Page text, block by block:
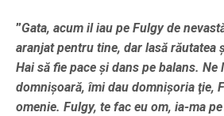
”Gata, acum il iau pe Fulgy de
aranjat pentru tine, dar lasă răutatea
Hai să fie pace şi dans pe balans. Ne
domnişoară, îmi dau domnişoria ţie,
omenie. Fulgy, te fac eu om, ia-ma